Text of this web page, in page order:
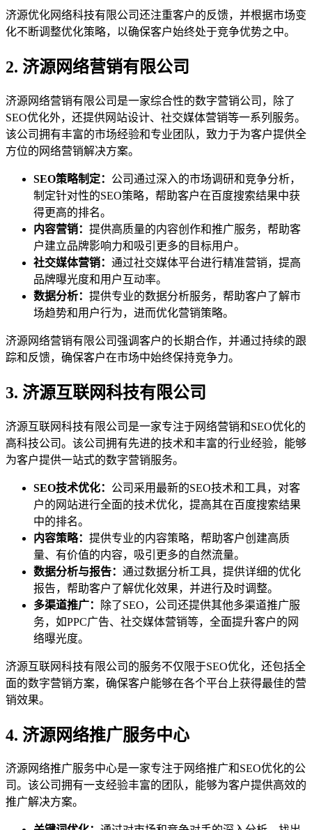
济源优化网络科技有限公司还注重客户的反馈，并根据市场变
化不断调整优化策略，以确保客户始终处于竞争优势之中。
2. 济源网络营销有限公司
济源网络营销有限公司是一家综合性的数字营销公司，除了
SEO优化外，还提供网站设计、社交媒体营销等一系列服务。
该公司拥有丰富的市场经验和专业团队，致力于为客户提供全
方位的网络营销解决方案。
SEO策略制定： 公司通过深入的市场调研和竞争分析，
制定针对性的SEO策略，帮助客户在百度搜索结果中获
得更高的排名。
内容营销： 提供高质量的内容创作和推广服务，帮助客
户建立品牌影响力和吸引更多的目标用户。
社交媒体营销： 通过社交媒体平台进行精准营销，提高
品牌曝光度和用户互动率。
数据分析： 提供专业的数据分析服务，帮助客户了解市
场趋势和用户行为，进而优化营销策略。
济源网络营销有限公司强调客户的长期合作，并通过持续的跟
踪和反馈，确保客户在市场中始终保持竞争力。
3. 济源互联网科技有限公司
济源互联网科技有限公司是一家专注于网络营销和SEO优化的
高科技公司。该公司拥有先进的技术和丰富的行业经验，能够
为客户提供一站式的数字营销服务。
SEO技术优化： 公司采用最新的SEO技术和工具，对客
户的网站进行全面的技术优化，提高其在百度搜索结果
中的排名。
内容策略： 提供专业的内容策略，帮助客户创建高质
量、有价值的内容，吸引更多的自然流量。
数据分析与报告： 通过数据分析工具，提供详细的优化
报告，帮助客户了解优化效果，并进行及时调整。
多渠道推广：
除了SEO，公司还提供其他多渠道推广服
务，如PPC广告、社交媒体营销等，全面提升客户的网
络曝光度。
济源互联网科技有限公司的服务不仅限于SEO优化，还包括全
面的数字营销方案，确保客户能够在各个平台上获得最佳的营
销效果。
4. 济源网络推广服务中心
济源网络推广服务中心是一家专注于网络推广和SEO优化的公
司。该公司拥有一支经验丰富的团队，能够为客户提供高效的
推广解决方案。